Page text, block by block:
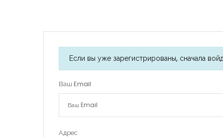
Если вы уже зарегистрированы, сначала
Ваш Email
Адрес